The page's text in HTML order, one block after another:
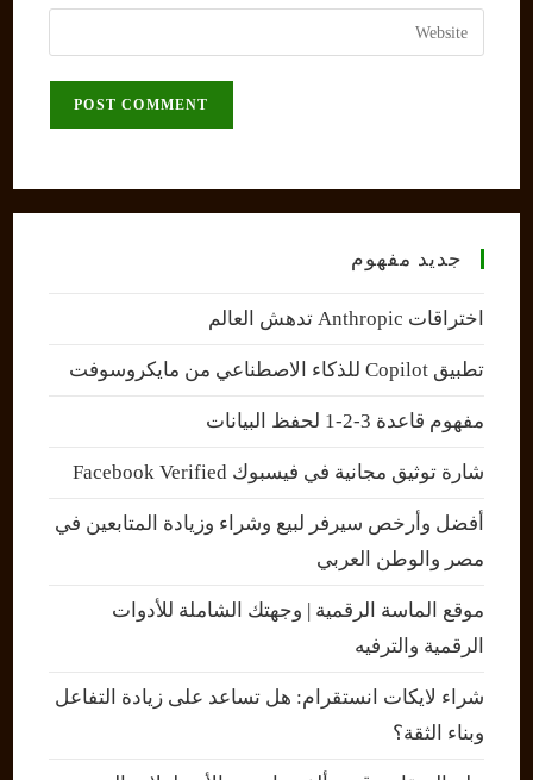
comment
email
address
Enter
your
جديد مفهوم
اختراقات Anthropic تدهش العالم
تطبيق Copilot للذكاء الاصطناعي من مايكروسوفت
مفهوم قاعدة 3-2-1 لحفظ البيانات
شارة توثيق مجانية في فيسبوك Facebook Verified
أفضل وأرخص سيرفر لبيع وشراء وزيادة المتابعين في
مصر والوطن العربي
موقع الماسة الرقمية | وجهتك الشاملة للأدوات
الرقمية والترفيه
شراء لايكات انستقرام: هل تساعد على زيادة التفاعل
وبناء الثقة؟